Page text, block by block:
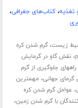
،کتاب‌های جغرافی،
زیست،گرم شدن کره
،نقش گاو در گرمایش
راههای جلوگیری از گرم
گرمای جهانی، مهمترین
، عوامل گرم شدن کره
با گرم شدن زمین،